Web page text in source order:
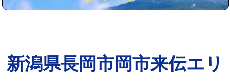
新潟県長岡市岡市来伝エリ